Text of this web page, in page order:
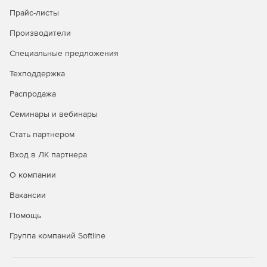
2012R2 и 2016.
компьютерах пользователей и настройкой внешнего
Купите «Альт Домен», чтобы снизить расходы на
Прайс-листы
Производители
Специальные предложения
Техподдержка
Распродажа
Семинары и вебинары
Стать партнером
Вход в ЛК партнера
О компании
Вакансии
Помощь
Группа компаний Softline